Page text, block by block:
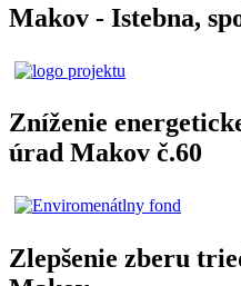
Makov - Istebna,
Zníženie
úrad Makov č.60
Zlepšenie zberu